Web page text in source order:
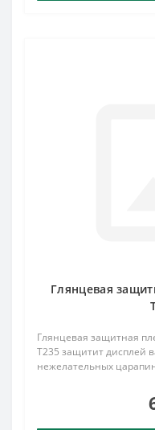
Глянцевая
Глянцевая защитная
T235 защитит дисплей
нежелательных